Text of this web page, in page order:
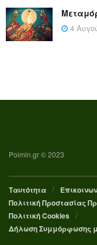
4
Poimin.gr © 2023
Ταυτότητα
Πολιτική Προστασίας
Πολιτική Cookies
Δήλωση Συμμόρφωσης